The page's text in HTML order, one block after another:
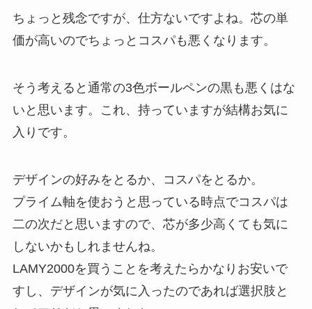
ちょっと残念ですが、仕方ないですよね。芯の単
価が高いのでちょっとコスパも悪くなります。
そう考えると通常の3色ボールペンの黒も悪くはな
いと思います。これ、持っていますが結構お気に
入りです。
デザインの好みをとるか、コスパをとるか。
プライム軸を使おうと思っている時点でコスパは
二の次だと思いますので、芯が多少高くても気に
しないかもしれませんね。
LAMY2000を買うことを考えたらかなりお安いで
すし、デザインが気に入ったのであれば選択肢と